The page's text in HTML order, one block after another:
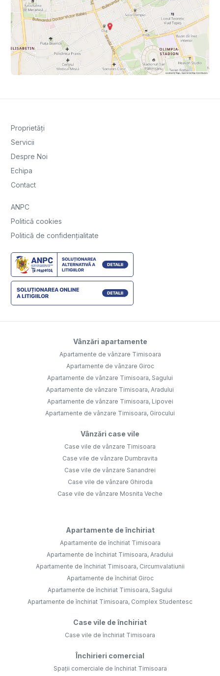
Proprietăți
Servicii
Despre Noi
Echipa
Contact
ANPC
Politică cookies
Politică de confidențialitate
Vânzări apartamente
Apartamente de vânzare Timisoara
Apartamente de vânzare Giroc
Apartamente de vânzare Timisoara, Sagului
Apartamente de vânzare Timisoara, Aradului
Apartamente de vânzare Timisoara, Lipovei
Apartamente de vânzare Timisoara, Girocului
Vânzări case vile
Case vile de vânzare Timisoara
Case vile de vânzare Dumbravita
Case vile de vânzare Sanandrei
Case vile de vânzare Ghiroda
Case vile de vânzare Mosnita Veche
Apartamente de închiriat
Apartamente de închiriat Timisoara
Apartamente de închiriat Timisoara, Aradului
Apartamente de închiriat Timisoara, Circumvalatiunii
Apartamente de închiriat Giroc
Apartamente de închiriat Timisoara, Sagului
Apartamente de închiriat Timisoara, Complex Studentesc
Case vile de închiriat
Case vile de închiriat Timisoara
Închirieri comercial
Spații comerciale de închiriat Timisoara